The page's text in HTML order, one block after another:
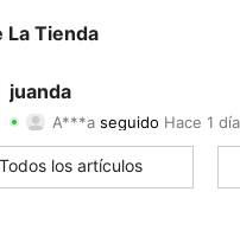
La Tienda
juanda
A***a
4.78 Calificación 173Artículos
4.78
Todos los artículos